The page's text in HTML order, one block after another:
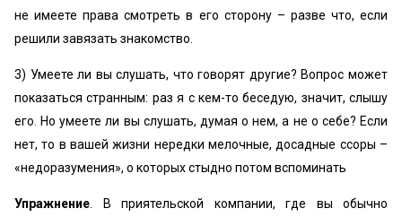
не имеете права смотреть в его сторону – разве что, если
решили завязать знакомство.
3) Умеете ли вы слушать, что говорят другие? Вопрос может
показаться странным: раз я с кем-то беседую, значит, слышу
его. Но умеете ли вы слушать, думая о нем, а не о себе? Если
нет, то в вашей жизни нередки мелочные, досадные ссоры –
«недоразумения», о которых стыдно потом вспоминать
Упражнение . В приятельской компании, где вы обычно